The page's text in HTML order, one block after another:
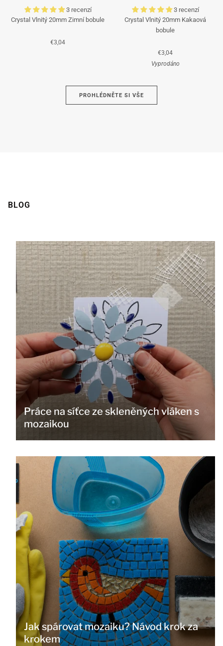
3 recenzí
Crystal Vlnitý 20mm Zimní bobule
€3,04
3 recenzí
Crystal Vlnitý 20mm Kakaová
bobule
€3,04
Vyprodáno
PROHLÉDNĚTE SI VŠE
BLOG
Práce na síťce ze skleněných vláken s
mozaikou
Jak spárovat mozaiku? Návod krok za
krokem